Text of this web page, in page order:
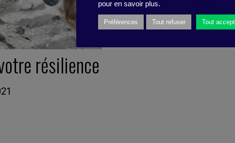
résilience
pour en savoir plus.
Préférences Tout refuser Tout